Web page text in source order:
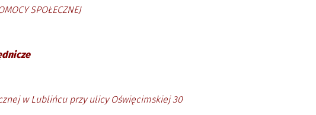
SPOŁECZNEJ
w Lublińcu przy ulicy Oświęcimskiej 30